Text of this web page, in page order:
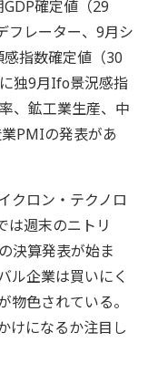
確定値（29
フレーター、9月シ
指数確定値（30
独9月Ifo景況感指
、鉱工業生産、中
PMIの発表があ
クロン・テクノロ
は週末のニトリ
決算発表が始ま
ル企業は買いにく
物色されている。
けになるか注目し